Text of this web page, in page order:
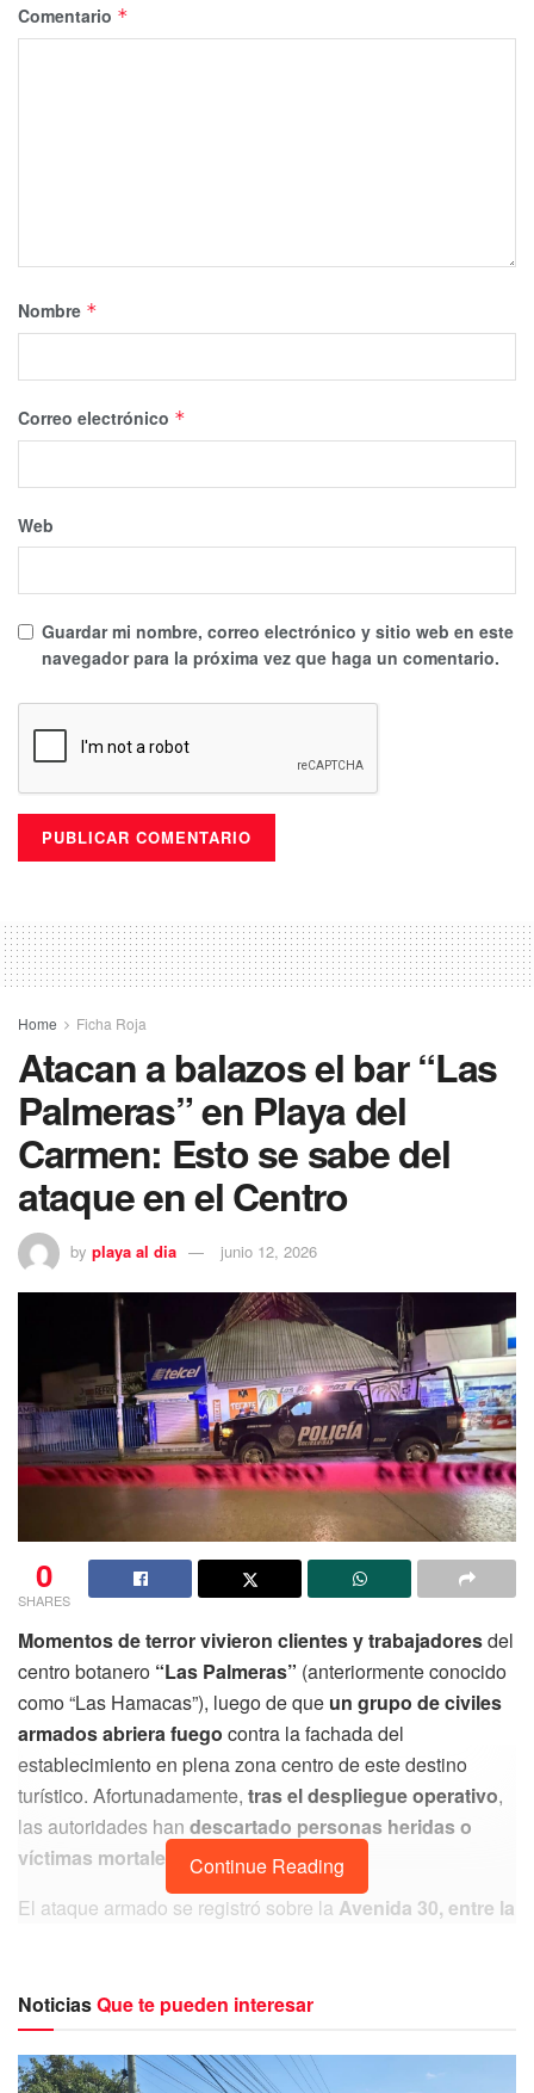
Comentario *
Nombre *
Correo electrónico *
Web
Guardar mi nombre, correo electrónico y sitio web en este
navegador para la próxima vez que haga un comentario.
Home Ficha Roja
Atacan a balazos el bar “Las
Palmeras” en Playa del
Carmen: Esto se sabe del
ataque en el Centro
by playa al dia junio 12, 2026
0
SHARES
Momentos de terror vivieron clientes y trabajadoresdel
centro botanero “Las Palmeras” (anteriormente conocido
como “Las Hamacas”), luego de que un grupo de civiles
armados abriera fuego contra la fachada del
establecimiento en plena zona centro de este destino
turístico. Afortunadamente, tras el despliegue operativo,
las autoridades han descartado personas heridas o
víctimas mortales.
El ataque armado se registró sobre la Avenida 30, entre la
el lugarde los hechos, losagresores transitaban a
bordo de un vehículo en movimiento
marcha, dispararon en repetidas ocasionescontra el
Continue Reading
NoticiasQue te pueden interesar